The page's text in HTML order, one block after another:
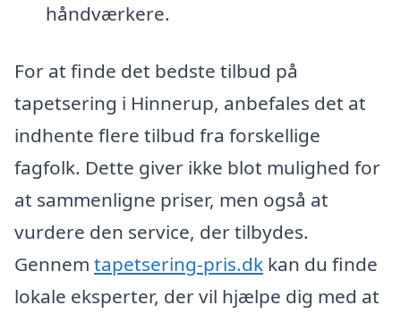
håndværkere.
For at finde det bedste tilbud på
tapetsering i Hinnerup, anbefales det at
indhente flere tilbud fra forskellige
fagfolk. Dette giver ikke blot mulighed for
at sammenligne priser, men også at
vurdere den service, der tilbydes.
Gennem tapetsering-pris.dk kan du finde
lokale eksperter, der vil hjælpe dig med at